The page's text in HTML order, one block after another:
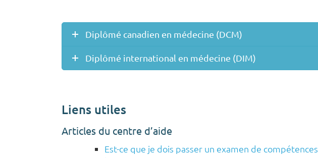
Diplômé canadien en médecine (DCM)
Diplômé international en médecine (DIM)
Liens utiles
Articles du centre d’aide
Est-ce que je dois passer un examen de compétences